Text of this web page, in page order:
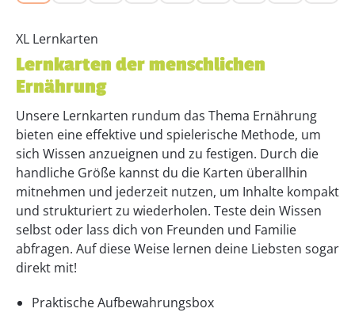
XL Lernkarten
Lernkarten der menschlichen
Ernährung
Unsere Lernkarten rundum das Thema Ernährung
bieten eine effektive und spielerische Methode, um
sich Wissen anzueignen und zu festigen. Durch die
handliche Größe kannst du die Karten überallhin
mitnehmen und jederzeit nutzen, um Inhalte kompakt
und strukturiert zu wiederholen. Teste dein Wissen
selbst oder lass dich von Freunden und Familie
abfragen. Auf diese Weise lernen deine Liebsten sogar
direkt mit!
Praktische Aufbewahrungsbox